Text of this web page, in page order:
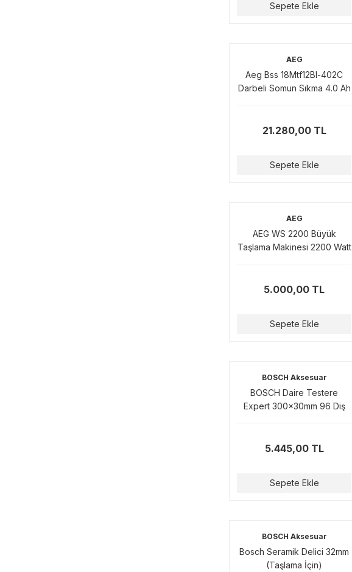
Sepete Ekle
AEG
Aeg Bss 18Mtf12Bl-402C
Darbeli Somun Sıkma 4.0 Ah
21.280,00 TL
Sepete Ekle
AEG
AEG WS 2200 Büyük
Taşlama Makinesi 2200 Watt
5.000,00 TL
Sepete Ekle
BOSCH Aksesuar
BOSCH Daire Testere
Expert 300x30mm 96 Diş
5.445,00 TL
Sepete Ekle
BOSCH Aksesuar
Bosch Seramik Delici 32mm
(Taşlama İçin)